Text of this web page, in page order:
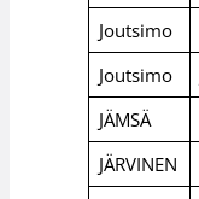
Joutsimo
Joutsimo
JÄMSÄ
JÄRVINEN